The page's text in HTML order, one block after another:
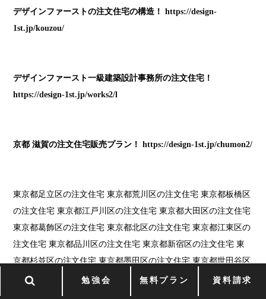
勉強会 無料プラン 資料請求
デザインファーストの注文住宅の構造！https://design-
1st.jp/kouzou/
デザインファースト一級建築設計事務所の注文住宅！
https://design-1st.jp/works2/l
京都 滋賀の注文住宅販売プラン！https://design-1st.jp/chumon2/
東京都足立区の注文住宅 東京都荒川区の注文住宅 東京都板橋区
の注文住宅 東京都江戸川区の注文住宅 東京都大田区の注文住宅
東京都葛飾区の注文住宅 東京都北区の注文住宅 東京都江東区の
注文住宅 東京都品川区の注文住宅 東京都新宿区の注文住宅 東
京都杉並区の注文住宅 東京都墨田区の注文住宅 東京都世田谷区
の注文住宅 東京都台東区の注文住宅 東京都中央区の注文住宅
東京都千代田区の注文住宅 東京都豊島区の注文住宅 東京都中野